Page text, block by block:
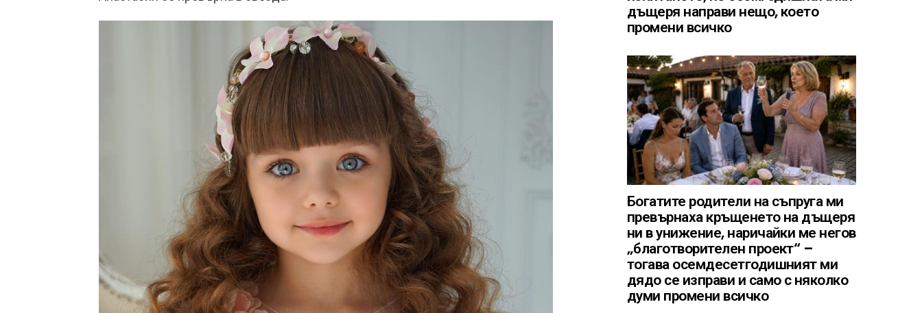
дъщеря направи нещо, което
промени всичко
Богатите родители на съпруга ми
превърнаха кръщенето на дъщеря
ни в унижение, наричайки ме негов
„благотворителен проект“ –
тогава осемдесетгодишният ми
дядо се изправи и само с няколко
думи промени всичко